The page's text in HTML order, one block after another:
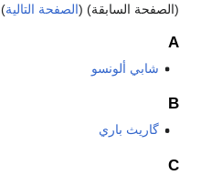
(الصفحة السابقة) (الصفحة التالية)
A
شابي ألونسو
B
گاريث باري
C